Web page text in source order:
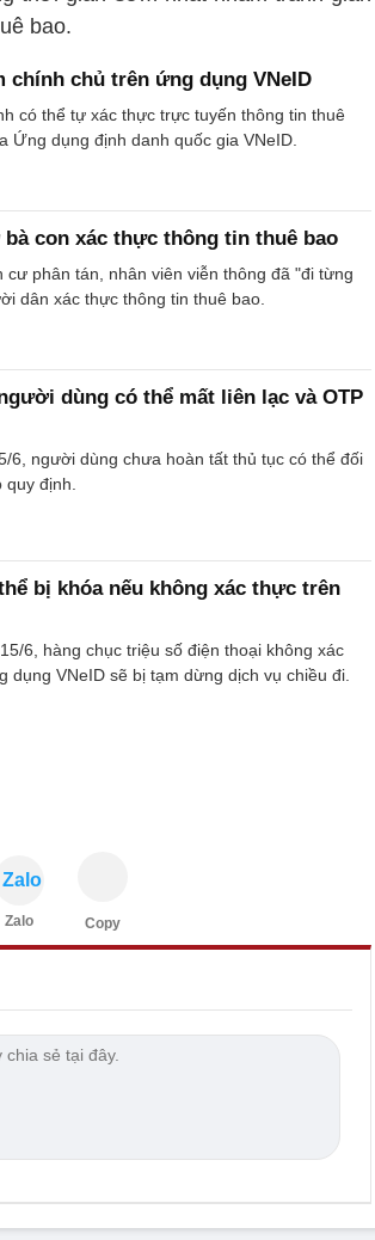
bao.
chủ trên ứng dụng VNeID
có thể tự xác thực trực tuyến thông tin thuê
Ứng dụng định danh quốc gia VNeID.
con xác thực thông tin thuê bao
cư phân tán, nhân viên viễn thông đã "đi từng
dân xác thực thông tin thuê bao.
dùng có thể mất liên lạc và OTP
6, người dùng chưa hoàn tất thủ tục có thể đối
định.
bị khóa nếu không xác thực trên
6, hàng chục triệu số điện thoại không xác
VNeID sẽ bị tạm dừng dịch vụ chiều đi.
Zalo
Zalo Copy